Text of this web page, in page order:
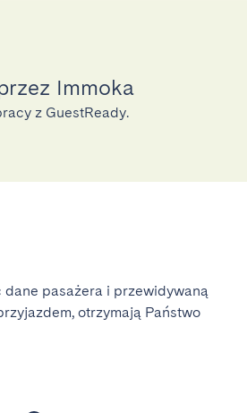
Immoka
z GuestReady.
dane pasażera i przewidywaną
otrzymają Państwo